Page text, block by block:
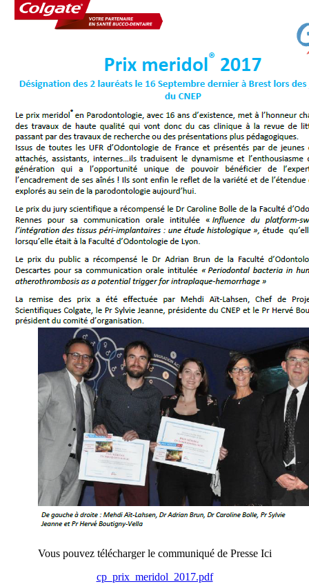
Vous pouvez télécharger le communiqué de Presse Ici
cp_prix_meridol_2017.pdf